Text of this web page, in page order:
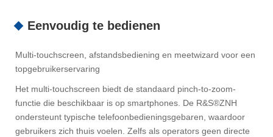
Eenvoudig te bedienen
Multi-touchscreen, afstandsbediening en meetwizard voor een
topgebruikerservaring
Het multi-touchscreen biedt de standaard pinch-to-zoom-
functie die beschikbaar is op smartphones. De R&S®ZNH
ondersteunt typische telefoonbedieningsgebaren, waardoor
gebruikers zich thuis voelen. Zelfs als operators geen directe